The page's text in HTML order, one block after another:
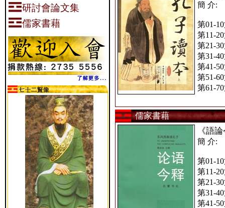
研討會論文集
儒家書藉
簡 介:
第01-
第11-
第21-
第31-
第41-
第51-
第61-
儒家書藉
《語
簡 介:
第01-
第11-
第21-
第31-
第41-